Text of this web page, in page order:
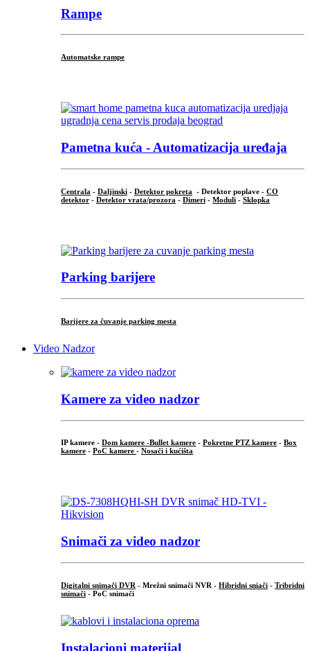
Rampe
Automatske rampe
Pametna kuća - Automatizacija uređaja
Centrala - Daljinski - Detektor pokreta - Detektor poplave - CO
detektor - Detektor vrata/prozora - Dimeri - Moduli - Sklopka
Parking barijere
Barijere za čuvanje parking mesta
Video Nadzor
Kamere za video nadzor
IP kamere - Dom kamere -Bullet kamere - Pokretne PTZ kamere - Box
kamere - PoC kamere - Nosači i kućišta
Snimači za video nadzor
Digitalni snimači DVR - Mrežni snimači NVR - Hibridni sniači - Tribridni
snimači - PoC snimači
Instalacioni materijal